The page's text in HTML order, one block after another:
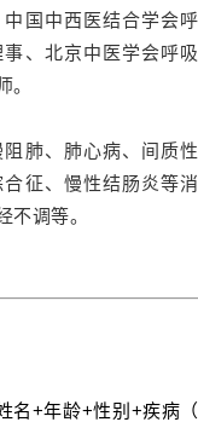
国中西医结合学会
、北京中医学会呼
。
肺、肺心病、间质
征、慢性结肠炎等
不调等。
名+年龄+性别+疾病